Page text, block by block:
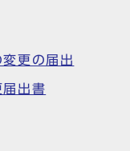
更の届出
出書